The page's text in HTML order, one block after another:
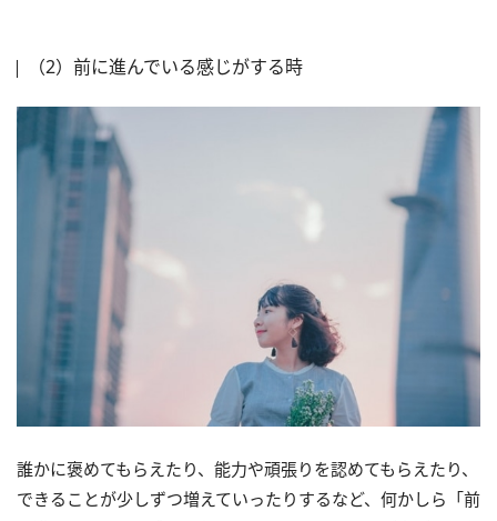
（2）前に進んでいる感じがする時
誰かに褒めてもらえたり、能力や頑張りを認めてもらえたり、
できることが少しずつ増えていったりするなど、何かしら「前